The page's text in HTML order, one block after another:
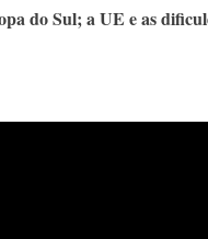
do Sul; a UE e as